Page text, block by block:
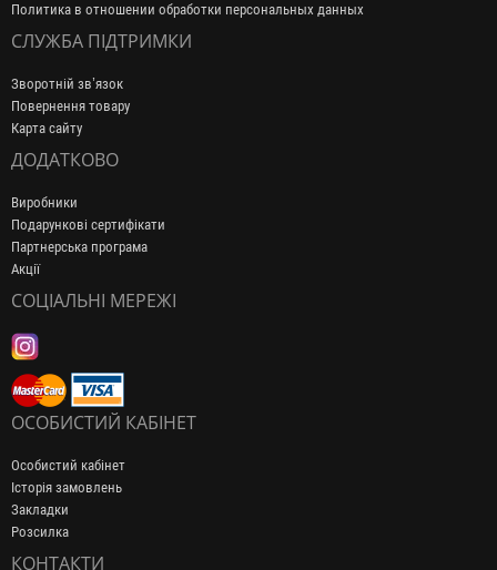
Политика в отношении обработки персональных данных
СЛУЖБА ПІДТРИМКИ
Зворотній зв’язок
Повернення товару
Карта сайту
ДОДАТКОВО
Виробники
Подарункові сертифікати
Партнерська програма
Акції
СОЦІАЛЬНІ МЕРЕЖІ
ОСОБИСТИЙ КАБІНЕТ
Особистий кабінет
Історія замовлень
Закладки
Розсилка
КОНТАКТИ